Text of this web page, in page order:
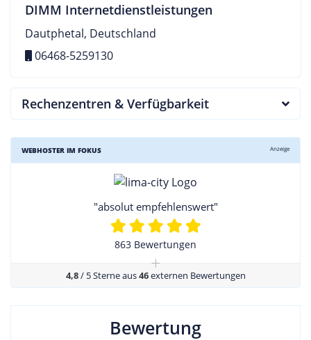
DIMM Internetdienstleistungen
Dautphetal, Deutschland
06468-5259130
Rechenzentren & Verfügbarkeit
WEBHOSTER IM FOKUS Anzeige
"absolut empfehlenswert"
863 Bewertungen
+
4,8/ 5 Sterne aus46externen Bewertungen
Bewertung